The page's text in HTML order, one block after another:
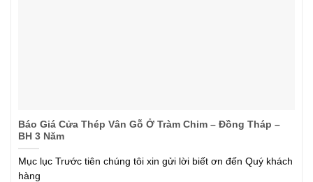
Báo Giá Cửa Thép Vân Gỗ Ở Tràm Chim – Đồng Tháp –
BH 3 Năm
Mục lục Trước tiên chúng tôi xin gửi lời biết ơn đến Quý khách
hàng